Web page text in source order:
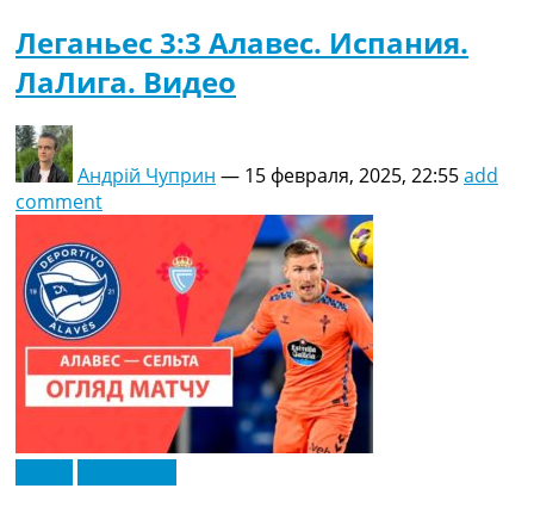
Леганьес 3:3 Алавес. Испания.
ЛаЛига. Видео
Андрій Чуприн — 15 февраля, 2025, 22:55add
comment